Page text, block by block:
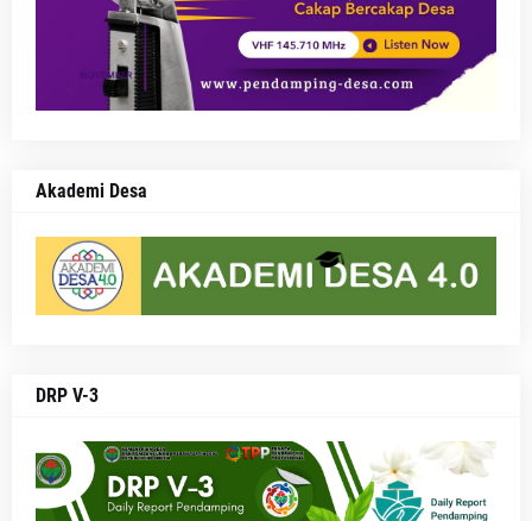
Akademi Desa
DRP V-3